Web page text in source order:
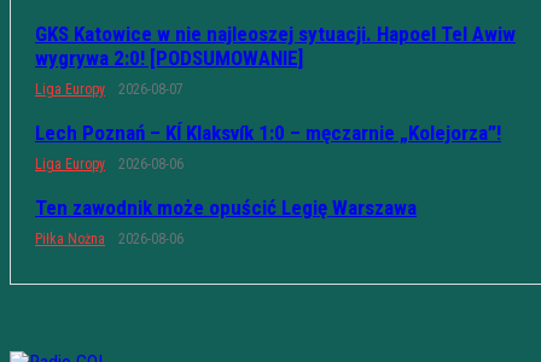
GKS Katowice w nie najleoszej sytuacji. Hapoel Tel Awiw
wygrywa 2:0! [PODSUMOWANIE]
Liga Europy 2026-08-07
Lech Poznań – KÍ Klaksvík 1:0 – męczarnie „Kolejorza”!
Liga Europy 2026-08-06
Ten zawodnik może opuścić Legię Warszawa
Piłka Nożna 2026-08-06